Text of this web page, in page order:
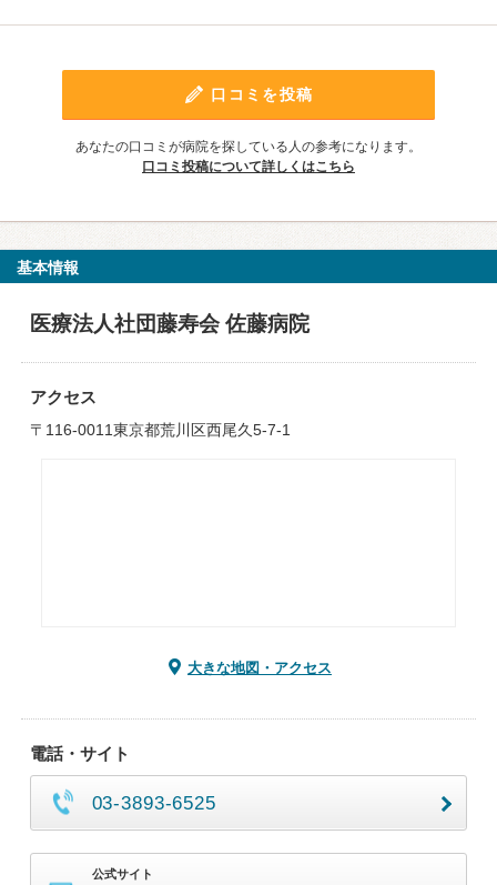
口コミを投稿
あなたの口コミが病院を探している人の参考になります。
口コミ投稿について詳しくはこちら
基本情報
医療法人社団藤寿会 佐藤病院
アクセス
〒116-0011東京都荒川区西尾久5-7-1
大きな地図・アクセス
電話・サイト
03-3893-6525
公式サイト